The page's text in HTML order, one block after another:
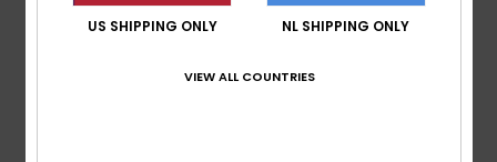
bedekking:uitgesneden model
Hoogte taille:Halfhoge taille
US SHIPPING ONLY NL SHIPPING ONLY
VIEW ALL COUNTRIES